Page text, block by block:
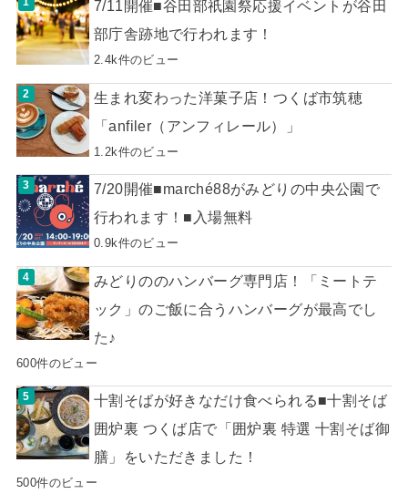
7/11開催■谷田部祇園祭応援イベントが谷田
部庁舎跡地で行われます！
2.4k件のビュー
生まれ変わった洋菓子店！つくば市筑穂
「anfiler（アンフィレール）」
1.2k件のビュー
7/20開催■marché88がみどりの中央公園で
行われます！■入場無料
0.9k件のビュー
みどりののハンバーグ専門店！「ミートテ
ック」のご飯に合うハンバーグが最高でし
た♪
600件のビュー
十割そばが好きなだけ食べられる■十割そば
囲炉裏 つくば店で「囲炉裏 特選 十割そば御
膳」をいただきました！
500件のビュー